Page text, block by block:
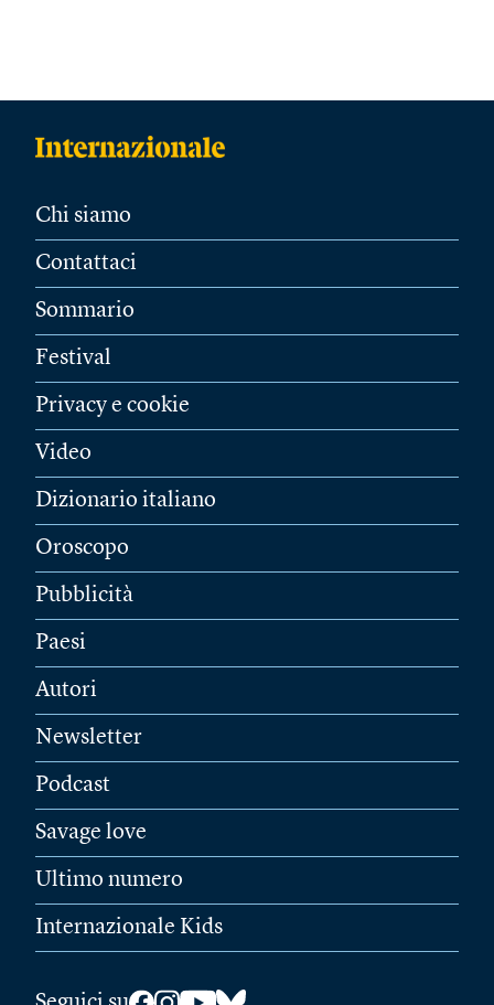
Chi siamo
Contattaci
Sommario
Festival
Privacy e cookie
Video
Dizionario italiano
Oroscopo
Pubblicità
Paesi
Autori
Newsletter
Podcast
Savage love
Ultimo numero
Internazionale Kids